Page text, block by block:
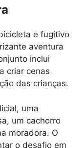
e fugitivo
aventura
inclui
criar cenas
das crianças.
uma
um cachorro
moradora. O
o desafio em